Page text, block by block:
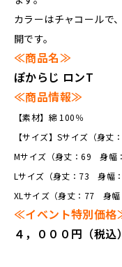
カラーはチャコールで
開です。
≪商品名≫
ぽからじ ロンT
≪商品情報≫
【素材】綿 100％
【サイズ】Sサイズ（身
Mサイズ（身丈：69 身
Lサイズ（身丈：73 身幅
XLサイズ（身丈：77 身
≪イベント特別価
４，０００円（税込）